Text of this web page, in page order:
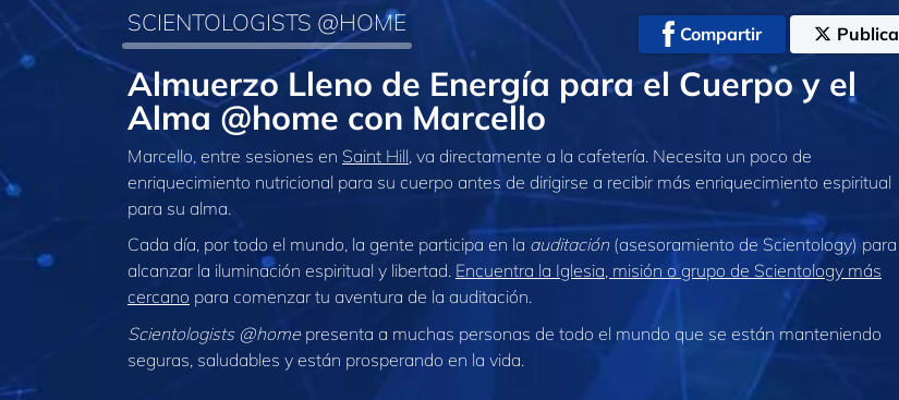
SCIENTOLOGISTS @HOME Compartir Publica
Almuerzo Lleno de Energía para el Cuerpo y el
Alma @home con Marcello
Marcello, entre sesiones en Saint Hill, va directamente a la cafetería. Necesita un poco de
enriquecimiento nutricional para su cuerpo antes de dirigirse a recibir más enriquecimiento espiritual
para su alma.
Cada día, por todo el mundo, la gente participa en la auditación(asesoramiento de Scientology) para
alcanzar la iluminación espiritual y libertad. Encuentra la Iglesia, misión o grupo de Scientology más
cercano para comenzar tu aventura de la auditación.
Scientologists @homepresenta a muchas personas de todo el mundo que se están manteniendo
seguras, saludables y están prosperando en la vida.